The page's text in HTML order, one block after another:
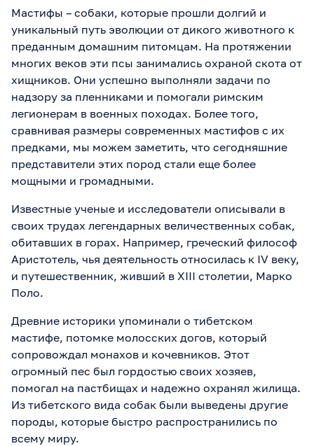
Мастифы – собаки, которые прошли долгий и
уникальный путь эволюции от дикого животного к
преданным домашним питомцам. На протяжении
многих веков эти псы занимались охраной скота от
хищников. Они успешно выполняли задачи по
надзору за пленниками и помогали римским
легионерам в военных походах. Более того,
сравнивая размеры современных мастифов с их
предками, мы можем заметить, что сегодняшние
представители этих пород стали еще более
мощными и громадными.
Известные ученые и исследователи описывали в
своих трудах легендарных величественных собак,
обитавших в горах. Например, греческий философ
Аристотель, чья деятельность относилась к IV веку,
и путешественник, живший в XIII столетии, Марко
Поло.
Древние историки упоминали о тибетском
мастифе, потомке молосских догов, который
сопровождал монахов и кочевников. Этот
огромный пес был гордостью своих хозяев,
помогал на пастбищах и надежно охранял жилища.
Из тибетского вида собак были выведены другие
породы, которые быстро распространились по
всему миру.